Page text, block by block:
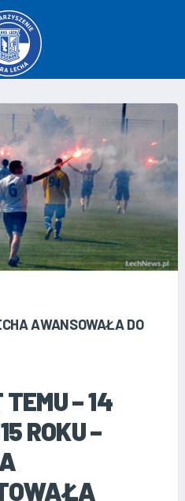
AWANSOWAŁA DO
– 14
ROKU –